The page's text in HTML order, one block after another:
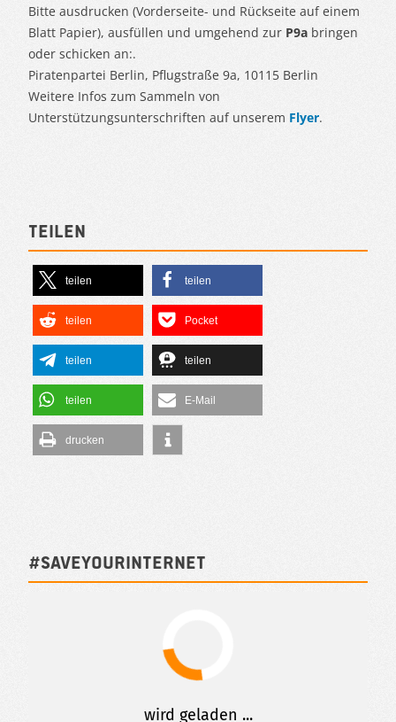
Bitte ausdrucken (Vorderseite- und Rückseite auf einem
Blatt Papier), ausfüllen und umgehend zur P9a bringen
oder schicken an:.
Piratenpartei Berlin, Pflugstraße 9a, 10115 Berlin
Weitere Infos zum Sammeln von
Unterstützungsunterschriften auf unserem Flyer.
Teilen
teilen teilen
teilen Pocket
teilen teilen
teilen E-Mail
drucken
#SAVEYOURINTERNET